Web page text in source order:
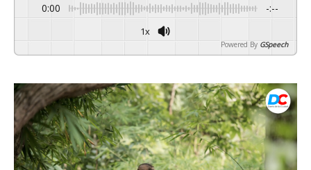
0:00 -:--
1x
Powered By GSpeech